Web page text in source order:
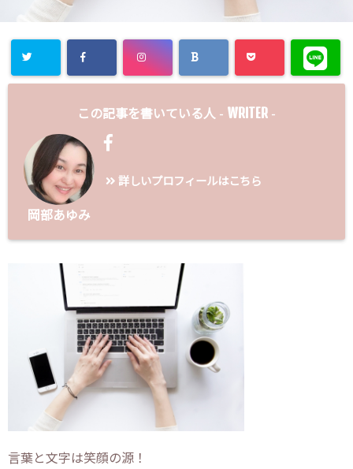
この記事を書いている人 - WRITER -
岡部あゆみ
詳しいプロフィールはこちら
言葉と文字は笑顔の源！